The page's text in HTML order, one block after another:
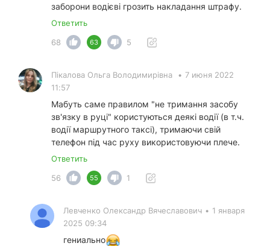
заборони водієві грозить накладання штрафу.
Ответить
68
63 5
Пікалова Ольга Володимирівна • 7 июня 2022
11:57
Мабуть саме правилом "не тримання засобу
зв'язку в руці" користуються деякі водії (в т.ч.
водії маршрутного таксі), тримаючи свій
телефон під час руху використовуючи плече.
Ответить
56
55 1
Левченко Олександр Вячеславович • 1 января
2025 09:34
гениально